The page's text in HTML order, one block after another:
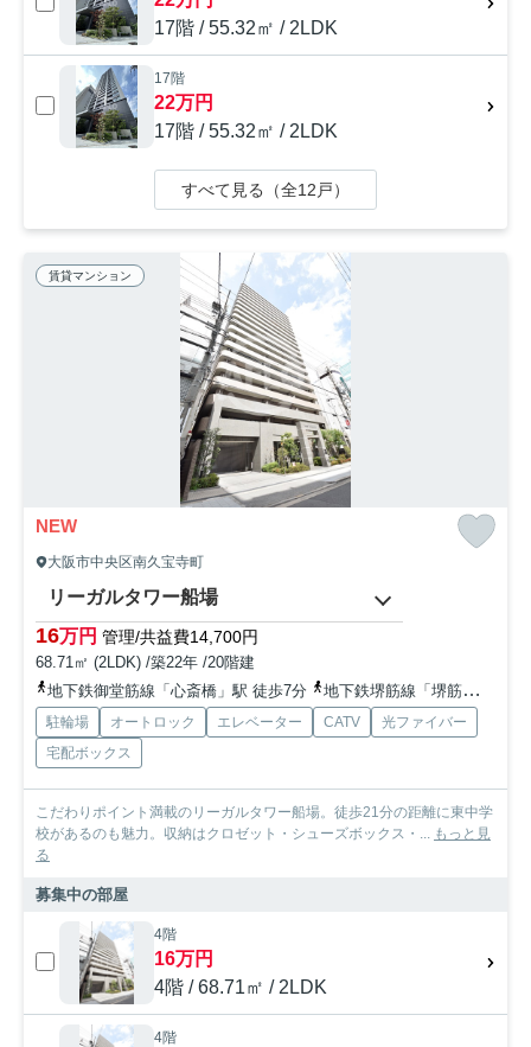
17階 / 55.32㎡ / 2LDK
17階
22万円
17階 / 55.32㎡ / 2LDK
すべて見る（全12戸）
賃貸マンション
NEW
大阪市中央区南久宝寺町
リーガルタワー船場
16万円 管理/共益費14,700円
68.71㎡ (2LDK) /築22年 /20階建
地下鉄御堂筋線「心斎橋」駅 徒歩7分
地下鉄堺筋線「堺筋本町」駅 徒歩3分
駐輪場 オートロック エレベーター CATV
光ファイバー
宅配ボックス
こだわりポイント満載のリーガルタワー船場。徒歩21分の距離に東中学
校があるのも魅力。収納はクロゼット・シューズボックス・... もっと見
る
募集中の部屋
4階
16万円
4階 / 68.71㎡ / 2LDK
4階